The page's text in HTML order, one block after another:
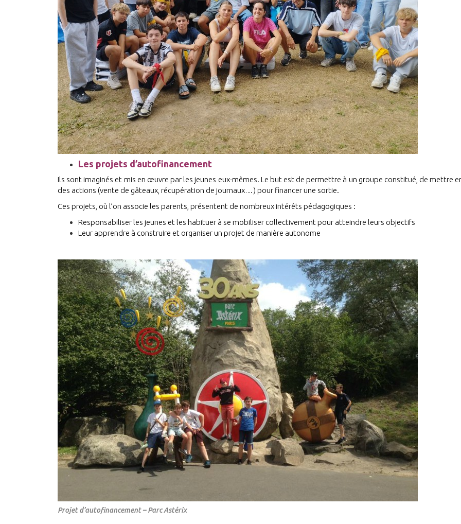
Les projets d’autofinancement
Ils sont imaginés et mis en œuvre par les jeunes eux-mêmes. Le but est de permettre à un groupe constitué, de mettre
des actions (vente de gâteaux, récupération de journaux…) pour financer une sortie.
Ces projets, où l’on associe les parents, présentent de nombreux intérêts pédagogiques :
Responsabiliser les jeunes et les habituer à se mobiliser collectivement pour atteindre leurs objectifs
Leur apprendre à construire et organiser un projet de manière autonome
Projet d’autofinancement – Parc Astérix